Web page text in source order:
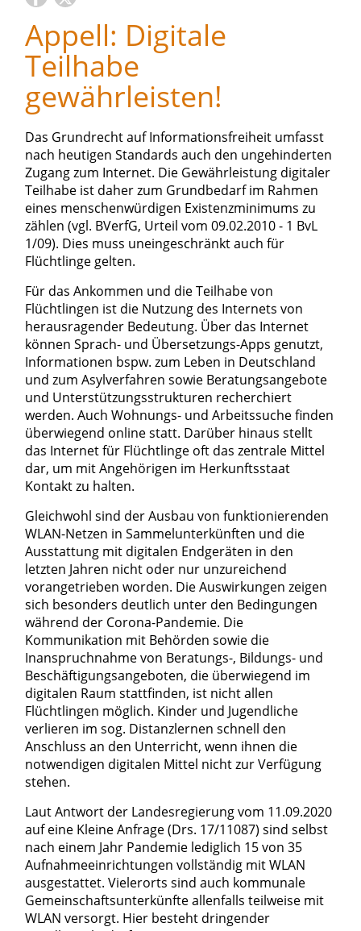
Appell: Digitale
Teilhabe
gewährleisten!
Das Grundrecht auf Informationsfreiheit umfasst
nach heutigen Standards auch den ungehinderten
Zugang zum Internet. Die Gewährleistung digitaler
Teilhabe ist daher zum Grundbedarf im Rahmen
eines menschenwürdigen Existenzminimums zu
zählen (vgl. BVerfG, Urteil vom 09.02.2010 - 1 BvL
1/09). Dies muss uneingeschränkt auch für
Flüchtlinge gelten.
Für das Ankommen und die Teilhabe von
Flüchtlingen ist die Nutzung des Internets von
herausragender Bedeutung. Über das Internet
können Sprach- und Übersetzungs-Apps genutzt,
Informationen bspw. zum Leben in Deutschland
und zum Asylverfahren sowie Beratungsangebote
und Unterstützungsstrukturen recherchiert
werden. Auch Wohnungs- und Arbeitssuche finden
überwiegend online statt. Darüber hinaus stellt
das Internet für Flüchtlinge oft das zentrale Mittel
dar, um mit Angehörigen im Herkunftsstaat
Kontakt zu halten.
Gleichwohl sind der Ausbau von funktionierenden
WLAN-Netzen in Sammelunterkünften und die
Ausstattung mit digitalen Endgeräten in den
letzten Jahren nicht oder nur unzureichend
vorangetrieben worden. Die Auswirkungen zeigen
sich besonders deutlich unter den Bedingungen
während der Corona-Pandemie. Die
Kommunikation mit Behörden sowie die
Inanspruchnahme von Beratungs-, Bildungs- und
Beschäftigungsangeboten, die überwiegend im
digitalen Raum stattfinden, ist nicht allen
Flüchtlingen möglich. Kinder und Jugendliche
verlieren im sog. Distanzlernen schnell den
Anschluss an den Unterricht, wenn ihnen die
notwendigen digitalen Mittel nicht zur Verfügung
stehen.
Laut Antwort der Landesregierung vom 11.09.2020
auf eine Kleine Anfrage (Drs. 17/11087) sind selbst
nach einem Jahr Pandemie lediglich 15 von 35
Aufnahmeeinrichtungen vollständig mit WLAN
ausgestattet. Vielerorts sind auch kommunale
Gemeinschaftsunterkünfte allenfalls teilweise mit
WLAN versorgt. Hier besteht dringender